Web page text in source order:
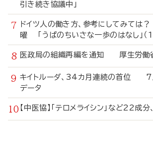
引き続き協議中」
ドイツ人の働き方、参考にしてみて
曜 「うぱのちいさな一歩のはなし」（
医政局の組織再編を通知 厚生労働
キイトルーダ、34カ月連続の首位 7月
データ
【中医協】「テロメライシン」など22